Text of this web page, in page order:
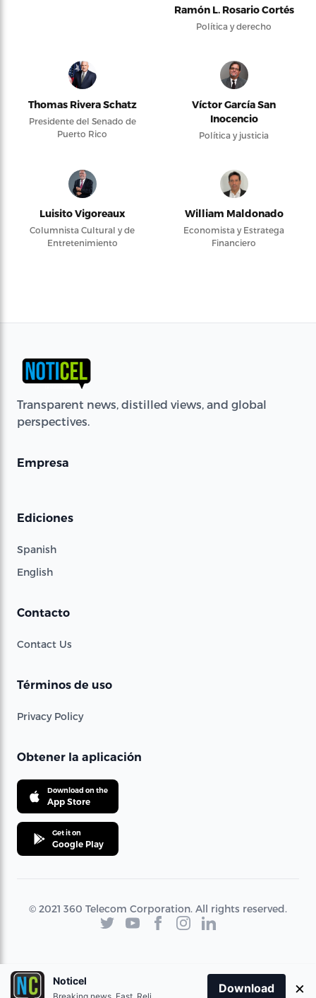
Ramón L. Rosario Cortés
Política y derecho
Thomas Rivera Schatz
Presidente del Senado de
Puerto Rico
Víctor García San
Inocencio
Política y justicia
Luisito Vigoreaux
Columnista Cultural y de
Entretenimiento
William Maldonado
Economista y Estratega
Financiero
Transparent news, distilled views, and global
perspectives.
Empresa
Ediciones
Spanish
English
Contacto
Contact Us
Términos de uso
Privacy Policy
Obtener la aplicación
Download on the
App Store
Get it on
Google Play
© 2021 360 Telecom Corporation. All rights reserved.
Noticel
Download ×